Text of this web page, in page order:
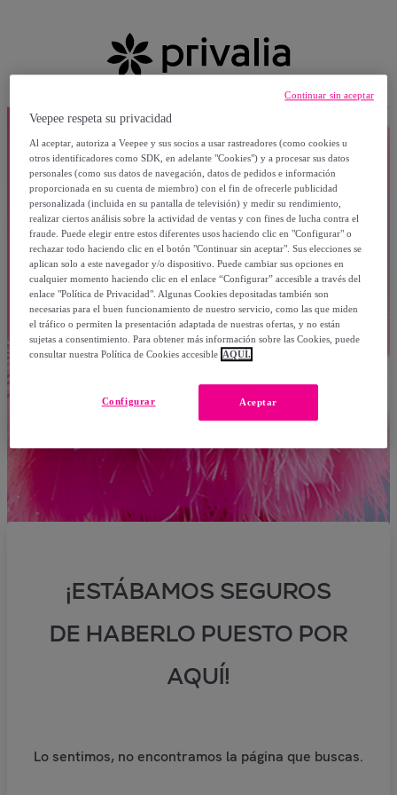
¡ESTÁBAMOS SEGUROS
DE HABERLO PUESTO POR
AQUÍ!
Lo sentimos, no encontramos la página que buscas.
Veepee respeta su privacidad
Al aceptar, autoriza a Veepee y sus socios a usar rastreadores (como cookies u
otros identificadores como SDK, en adelante "Cookies") y a procesar sus datos
personales (como sus datos de navegación, datos de pedidos e información
proporcionada en su cuenta de miembro) con el fin de ofrecerle publicidad
personalizada (incluida en su pantalla de televisión) y medir su rendimiento,
realizar ciertos análisis sobre la actividad de ventas y con fines de lucha contra el
fraude. Puede elegir entre estos diferentes usos haciendo clic en "Configurar" o
rechazar todo haciendo clic en el botón "Continuar sin aceptar". Sus elecciones se
aplican solo a este navegador y/o dispositivo. Puede cambiar sus opciones en
cualquier momento haciendo clic en el enlace “Configurar” accesible a través del
enlace "Política de Privacidad". Algunas Cookies depositadas también son
necesarias para el buen funcionamiento de nuestro servicio, como las que miden
el tráfico o permiten la presentación adaptada de nuestras ofertas, y no están
sujetas a consentimiento. Para obtener más información sobre las Cookies, puede
consultar nuestra Política de Cookies accesible AQUÍ.
Aceptar
Configurar
Continuar sin aceptar